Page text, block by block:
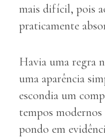
mais difícil, pois
praticamente
Havia uma regra
uma aparência
escondia um
tempos
pondo em